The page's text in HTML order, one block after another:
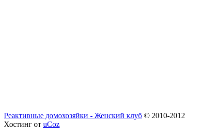
Реактивные домохозяйки - Женский клуб © 2010-2012
Хостинг от uCoz